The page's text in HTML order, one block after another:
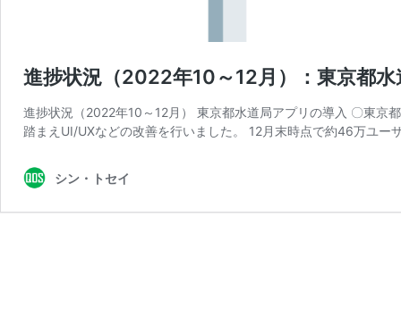
進捗状況（2022年10～12月）：東京都
進捗状況（2022年10～12月） 東京都水道局アプリの導入 〇東京
踏まえUI/UXなどの改善を行いました。 12月末時点で約46万ユー
シン・トセイ